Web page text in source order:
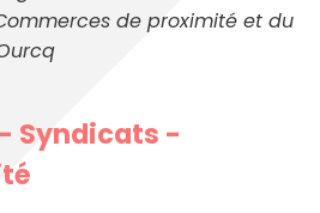
de proximité et du
Syndicats -